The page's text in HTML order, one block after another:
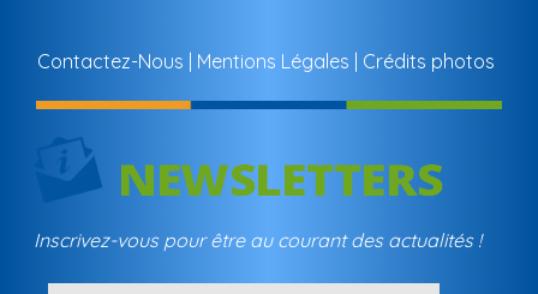
Contactez-Nous Mentions Légales Crédits photos
Inscrivez-vous pour être au courant des actualités !